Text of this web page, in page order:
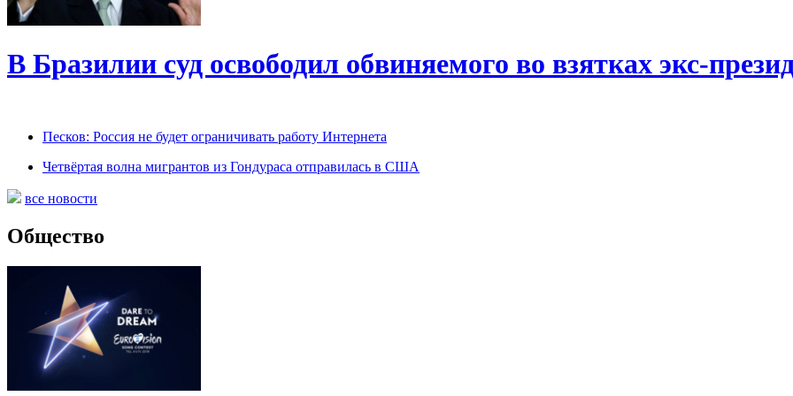
В Бразилии суд освободил обвиняемого во взятках экс-
Песков: Россия не будет ограничивать работу Интернета
Четвёртая волна мигрантов из Гондураса отправилась в США
все новости
Общество